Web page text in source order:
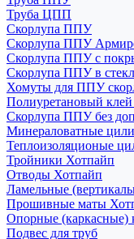
Труба ЦПП
Скорлупа ППУ
Скорлупа ППУ
Скорлупа ППУ с
Скорлупа ППУ в
Хомуты для ППУ
Полиуретановый клей
Скорлупа ППУ без
Минераловатные
Теплоизоляционые
Тройники Хотпайп
Отводы Хотпайп
Ламельные
Прошивные маты
Опорные (каркасные)
Подвес для труб